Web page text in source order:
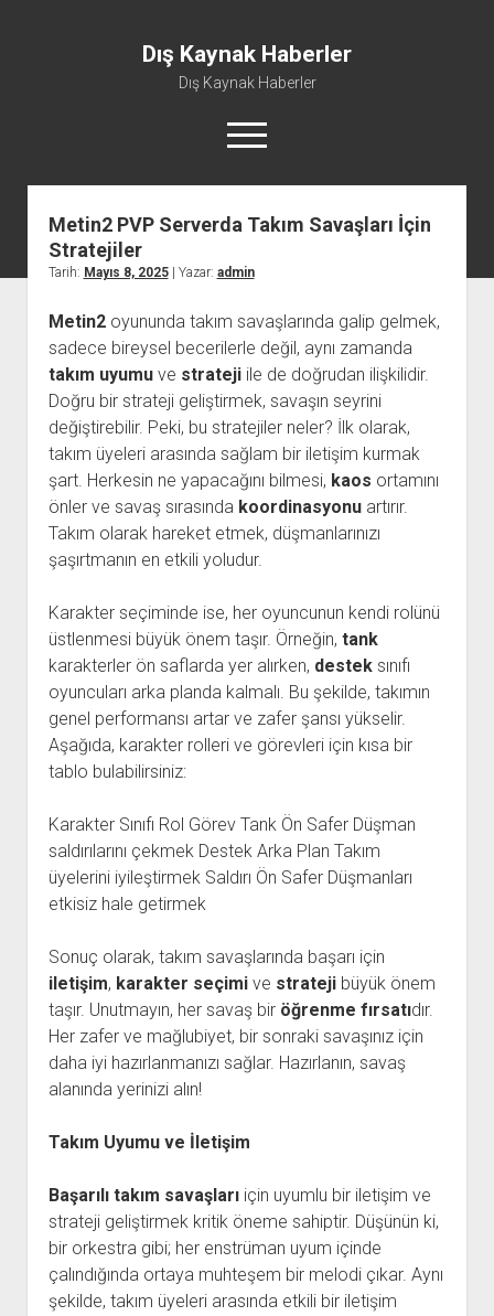
Dış Kaynak Haberler
Dış Kaynak Haberler
menüyü
aç
Facebook Beğeni Arttırma Hilesi
Instagram Gizli Hesap Görme Uygulaması Ücretsiz
Liste
Sayfa Listesi
Metin2 PVP Serverda Takım Savaşları İçin
Stratejiler
Tarih: Mayıs 8, 2025| Yazar: admin
Metin2oyununda takım savaşlarında galip gelmek,
sadece bireysel becerilerle değil, aynı zamanda
takım uyumuve stratejiile de doğrudan ilişkilidir.
Doğru bir strateji geliştirmek, savaşın seyrini
değiştirebilir. Peki, bu stratejiler neler? İlk olarak,
takım üyeleri arasında sağlam bir iletişim kurmak
şart. Herkesin ne yapacağını bilmesi, kaos ortamını
önler ve savaş sırasında koordinasyonuartırır.
Takım olarak hareket etmek, düşmanlarınızı
şaşırtmanın en etkili yoludur.
Karakter seçiminde ise, her oyuncunun kendi rolünü
üstlenmesi büyük önem taşır. Örneğin, tank
karakterler ön saflarda yer alırken, desteksınıfı
oyuncuları arka planda kalmalı. Bu şekilde, takımın
genel performansı artar ve zafer şansı yükselir.
Aşağıda, karakter rolleri ve görevleri için kısa bir
tablo bulabilirsiniz:
Karakter Sınıfı Rol Görev Tank Ön Safer Düşman
saldırılarını çekmek Destek Arka Plan Takım
üyelerini iyileştirmek Saldırı Ön Safer Düşmanları
etkisiz hale getirmek
Sonuç olarak, takım savaşlarında başarı için
iletişim, karakter seçimive stratejibüyük önem
taşır. Unutmayın, her savaş bir öğrenme fırsatıdır.
Her zafer ve mağlubiyet, bir sonraki savaşınız için
daha iyi hazırlanmanızı sağlar. Hazırlanın, savaş
alanında yerinizi alın!
Takım Uyumu ve İletişim
Başarılı takım savaşlarıiçin uyumlu bir iletişim ve
strateji geliştirmek kritik öneme sahiptir. Düşünün ki,
bir orkestra gibi; her enstrüman uyum içinde
çalındığında ortaya muhteşem bir melodi çıkar. Aynı
şekilde, takım üyeleri arasında etkili bir iletişim